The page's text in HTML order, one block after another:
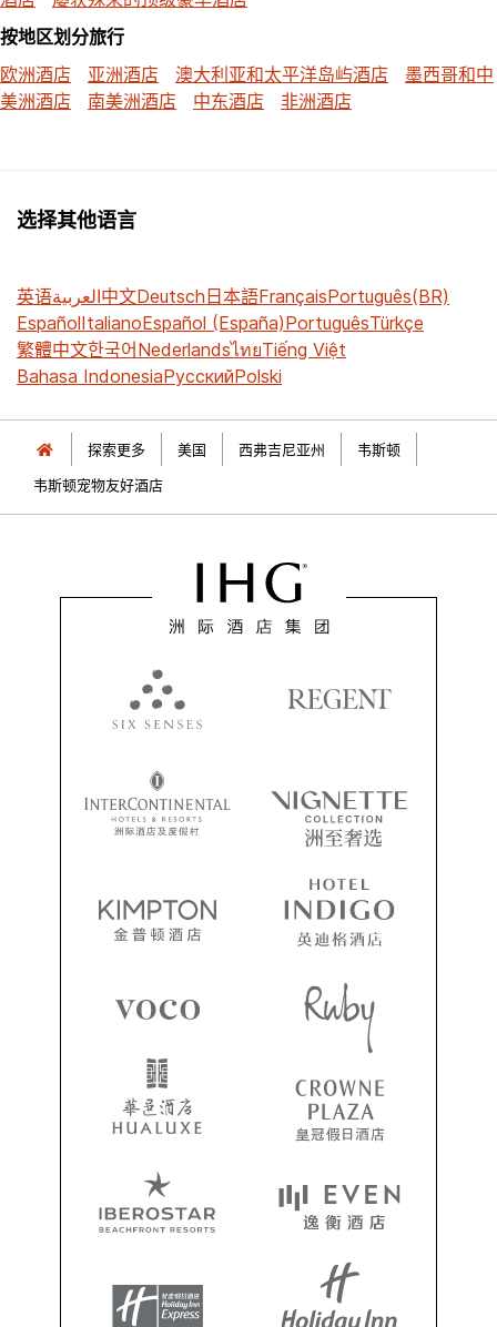
按地区划分旅行
欧洲酒店
亚洲酒店 澳大利亚和太平洋岛屿酒店
墨西哥和中
美洲酒店
南美洲酒店 中东酒店 非洲酒店
选择其他语言
英语العربية中文Deutsch日本語FrançaisPortuguês(BR)
EspañolItalianoEspañol (España)PortuguêsTürkçe
繁體中文한국어NederlandsไทยTiếng Việt
Bahasa IndonesiaРусскийPolski
探索更多 美国 西弗吉尼亚州
韦斯顿
韦斯顿宠物友好酒店